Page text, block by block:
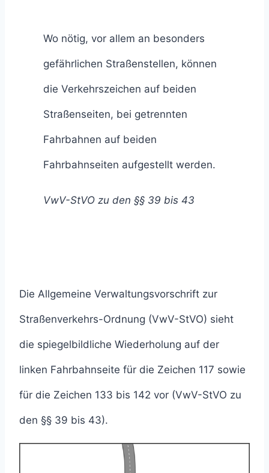
Wo nötig, vor allem an besonders
gefährlichen Straßenstellen, können
die Verkehrszeichen auf beiden
Straßenseiten, bei getrennten
Fahrbahnen auf beiden
Fahrbahnseiten aufgestellt werden.
VwV-StVO zu den §§ 39 bis 43
Die Allgemeine Verwaltungsvorschrift zur
Straßenverkehrs-Ordnung (VwV-StVO) sieht
die spiegelbildliche Wiederholung auf der
linken Fahrbahnseite für die Zeichen 117 sowie
für die Zeichen 133 bis 142 vor (VwV-StVO zu
den §§ 39 bis 43).